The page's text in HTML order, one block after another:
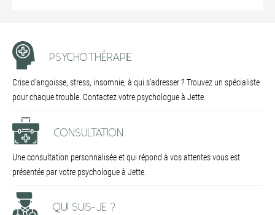
PSYCHOTHÉRAPIE
Crise d’angoisse, stress, insomnie, à qui s’adresser ? Trouvez un spécialiste
pour chaque trouble. Contactez votre psychologue à Jette.
CONSULTATION
Une consultation personnalisée et qui répond à vos attentes vous est
présentée par votre psychologue à Jette.
QUI SUIS-JE ?